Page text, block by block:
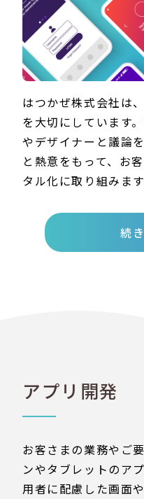
はつかぜ株式会社は
を大切にしています
やデザイナーと議論
と熱意をもって、お
タル化に取り組みます
続
アプリ開発
お客さまの業務やご
ンやタブレットのア
用者に配慮した画面